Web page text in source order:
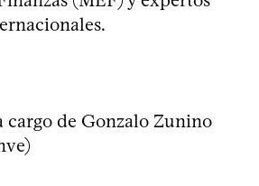
cargo de Gonzalo Zunino